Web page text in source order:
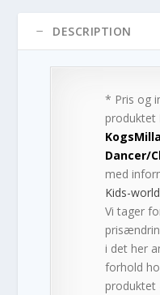
DESCRIPTION
* Pris og
produktet
Dancer/
med
Kids-world
Vi tager
i det her
forhold